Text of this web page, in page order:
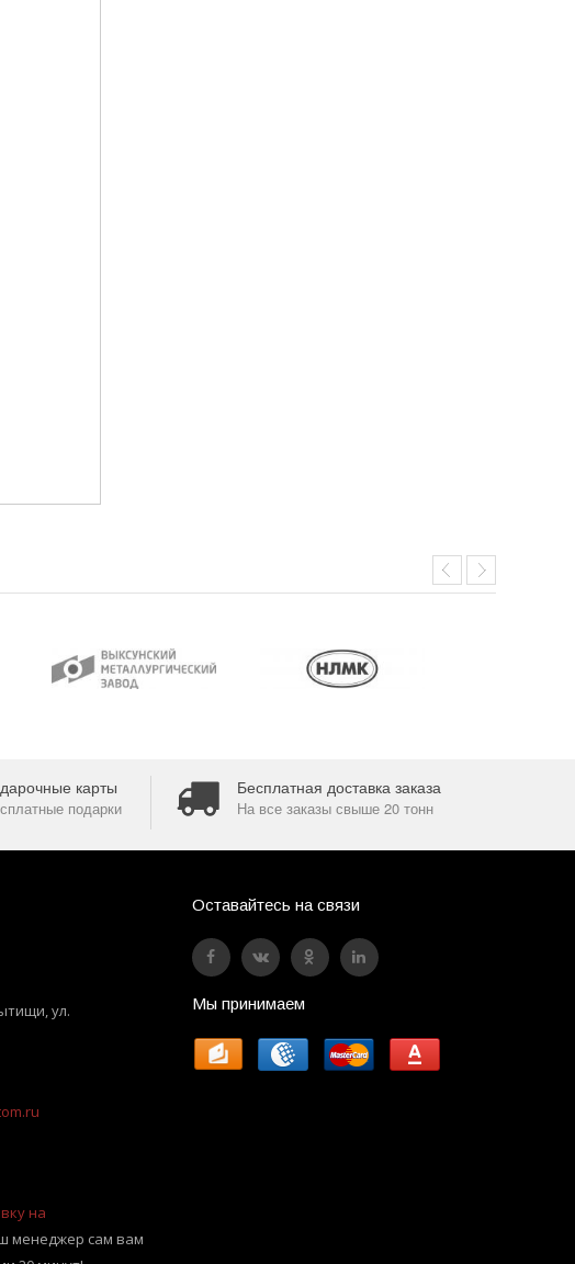
карты
подарки
Бесплатная доставка заказа
На все заказы свыше 20 тонн
,ул.
на
менеджер сам вам
Оставайтесь на связи
Мы принимаем